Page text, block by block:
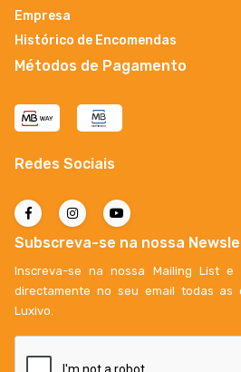
Empresa
Histórico de Encomendas
Métodos de Pagamento
Redes Sociais
Subscreva-se na nossa
Inscreva-se na nossa Mailing List e
directamente no seu email todas as
Luxivo.